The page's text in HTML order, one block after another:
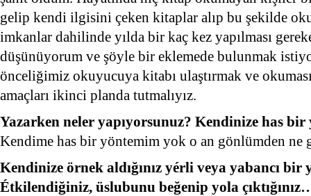
gelip kendi ilgisini çeken kitaplar alıp bu şekilde
imkanlar dahilinde yılda bir kaç kez yapılması
düşünüyorum ve şöyle bir eklemede bulunmak
önceliğimiz okuyucuya kitabı ulaştırmak ve
amaçları ikinci planda tutmalıyız.
Yazarken neler yapıyorsunuz? Kendinize has
Kendime has bir yöntemim yok o an gönlümden ne
Kendinize örnek aldığınız yérli veya yabancı bir
Étkilendiğiniz, üslubunu beğenip yola